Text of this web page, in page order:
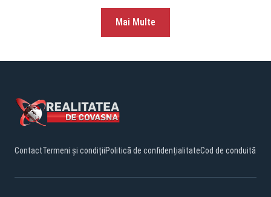
Mai Multe
ContactTermeni și condițiiPolitică de confidențialitateCod de conduită